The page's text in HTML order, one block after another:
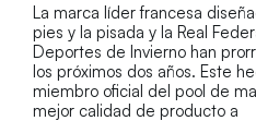
La marca líder francesa
pies y la pisada y la Real
Deportes de Invierno han
los próximos dos años. Este
miembro oficial del pool de
mejor calidad de producto a